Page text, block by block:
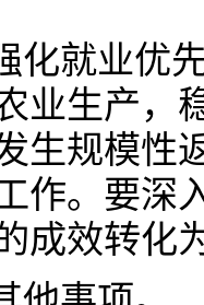
化就业优
业生产，
生规模性
作。要深
成效转化